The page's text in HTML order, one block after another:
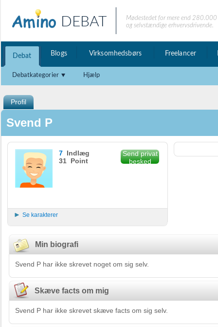
DEBAT
Mødestedet for mere end
og selvstændige erhvervsdrivende.
Debat Blogs Virksomhedsbørs Freelancer
Debatkategorier Hjælp
Profil
Svend P
7 Indlæg
31 Point
Send privat
besked
Se karakterer
Min biografi
Svend P har ikke skrevet noget om sig selv.
Skæve facts om mig
Svend P har ikke skrevet skæve facts om sig selv.